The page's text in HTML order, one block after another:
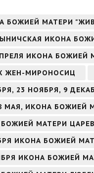
БОЖИЕЙ МАТЕРИ
ИКОНА
ИКОНА БОЖИЕЙ
ЖЕН-МИРОНОСИЦ
23 НОЯБРЯ, 9
МАЯ, ИКОНА БОЖИЕЙ
МАТЕРИ
ИКОНА БОЖИЕЙ
ИКОНА БОЖИЕЙ